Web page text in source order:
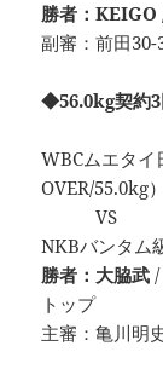
勝者：KEIGO
副審：前田30-
◆56.0kg契約
WBCムエタイ
OVER/55.0kg）
VS
NKBバンタム
勝者：大脇武
トップ
主審：亀川明